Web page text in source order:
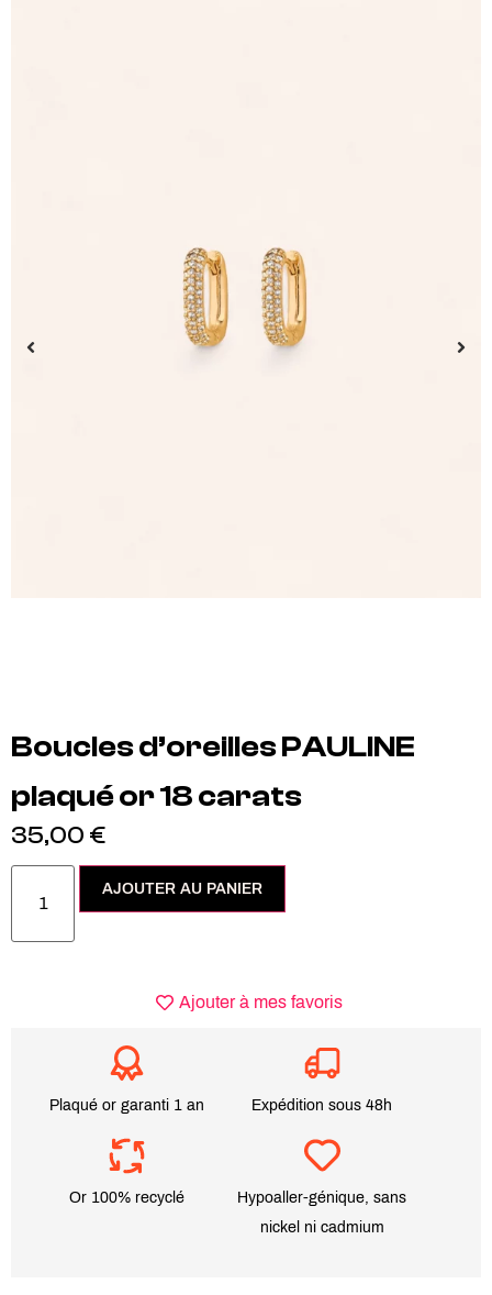
Boucles d’oreilles PAULINE
plaqué or 18 carats
35,00 €
AJOUTER AU PANIER
Ajouter à mes favoris
Plaqué or garanti 1 an Expédition sous 48h
Or 100% recyclé
Hypoaller-génique, sans
nickel ni cadmium